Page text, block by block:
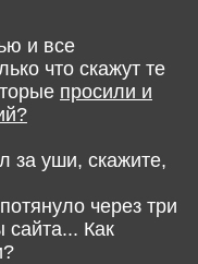
и все
что скажут те
просили и
за уши, скажите,
через три
сайта... Как